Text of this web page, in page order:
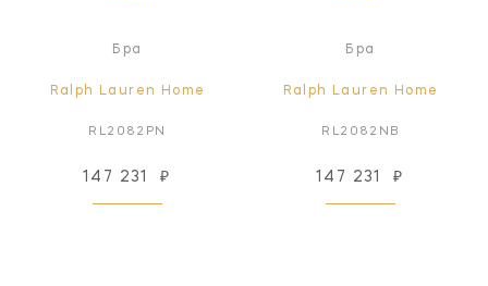
Бра
Ralph Lauren Home
RL2082PN
147 231 ₽
Бра
Ralph Lauren Home
RL2082NB
147 231 ₽